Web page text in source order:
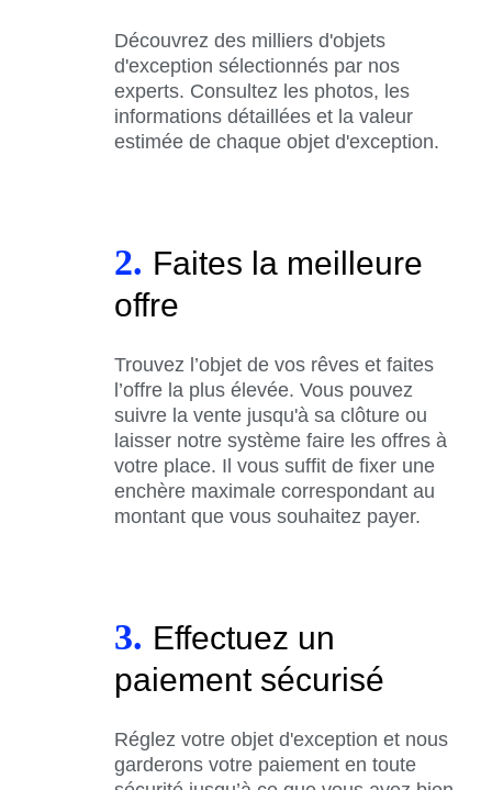
Découvrez des milliers d'objets
d'exception sélectionnés par nos
experts. Consultez les photos, les
informations détaillées et la valeur
estimée de chaque objet d'exception.
2. Faites la meilleure
offre
Trouvez l’objet de vos rêves et faites
l’offre la plus élevée. Vous pouvez
suivre la vente jusqu'à sa clôture ou
laisser notre système faire les offres à
votre place. Il vous suffit de fixer une
enchère maximale correspondant au
montant que vous souhaitez payer.
3. Effectuez un
paiement sécurisé
Réglez votre objet d'exception et nous
garderons votre paiement en toute